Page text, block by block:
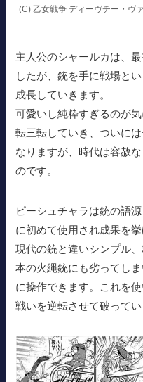
(C) 乙女戦争 ディーヴチー・ヴ
主人公のシャールカは、
したが、銃を手に戦場と
成長していきます。
可愛いし純粋すぎるのが
転三転していき、ついに
なりますが、時代は容赦
のです。
ピーシュチャラは銃の語
に初めて使用され成果を挙
現代の銃と違いシンプル
本の火縄銃にも劣ってし
に操作できます。これを
戦いを逆転させて破ってい